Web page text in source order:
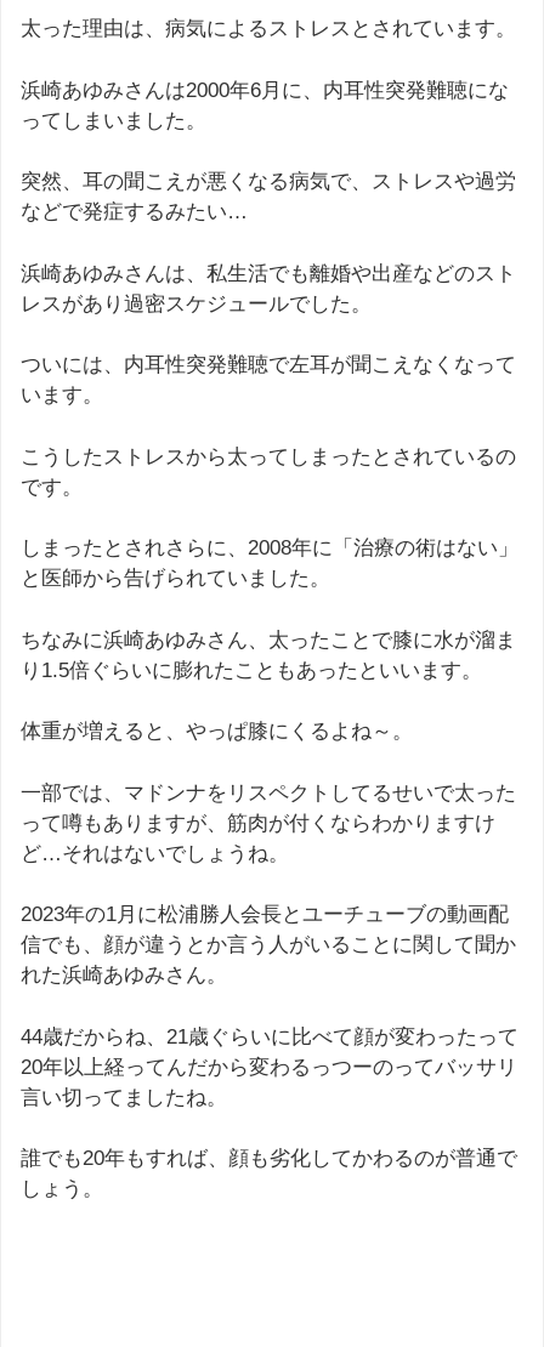
太った理由は、病気によるストレスとされています。
浜崎あゆみさんは2000年6月に、内耳性突発難聴にな
ってしまいました。
突然、耳の聞こえが悪くなる病気で、ストレスや過労
などで発症するみたい…
浜崎あゆみさんは、私生活でも離婚や出産などのスト
レスがあり過密スケジュールでした。
ついには、内耳性突発難聴で左耳が聞こえなくなって
います。
こうしたストレスから太ってしまったとされているの
です。
しまったとされさらに、2008年に「治療の術はない」
と医師から告げられていました。
ちなみに浜崎あゆみさん、太ったことで膝に水が溜ま
り1.5倍ぐらいに膨れたこともあったといいます。
体重が増えると、やっぱ膝にくるよね～。
一部では、マドンナをリスペクトしてるせいで太った
って噂もありますが、筋肉が付くならわかりますけ
ど…それはないでしょうね。
2023年の1月に松浦勝人会長とユーチューブの動画配
信でも、顔が違うとか言う人がいることに関して聞か
れた浜崎あゆみさん。
44歳だからね、21歳ぐらいに比べて顔が変わったって
20年以上経ってんだから変わるっつーのってバッサリ
言い切ってましたね。
誰でも20年もすれば、顔も劣化してかわるのが普通で
しょう。